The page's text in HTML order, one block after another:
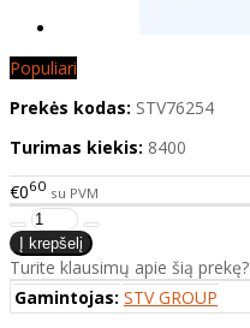
Populiari
Prekės kodas: STV76254
Turimas kiekis: 8400
€060 su PVM
Turite klausimų apie šią prekę?
Gamintojas: STV GROUP